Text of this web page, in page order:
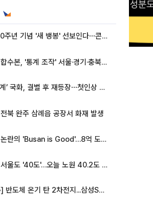
빅뱅, 20주년 기념 '새 뱅봉' 선보인다⋯콘서트 앞두고 팝업 개최
합수본, '통계 조작' 서울·경기·충북 선관위 등 추가 압수수색
‘나솔사계’ 국화, 결별 후 재등장⋯첫인상 투표 휩쓸고 ‘인기녀’ 등극
전북 완주 삼례읍 공장서 화재 발생
논란의 'Busan is Good'…8억 도시브랜드, 용산 대통령실 CI 업체가 수행
서울도 '40도'…오늘 노원 40.2도 기록
[특징주] 반도체 온기 탄 2차전지...삼성SDI, 장 초반 7% 넘게 껑충